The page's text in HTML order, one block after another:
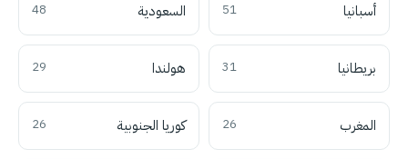
أسبانيا 51 السعودية 48
بريطانيا 31 هولندا 29
المغرب 26 كوريا الجنوبية 26